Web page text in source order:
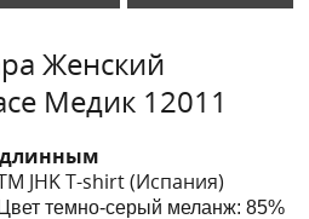
Женский
Медик 12011
длинным
JHK T-shirt (Испания)
темно-серый меланж: 85%